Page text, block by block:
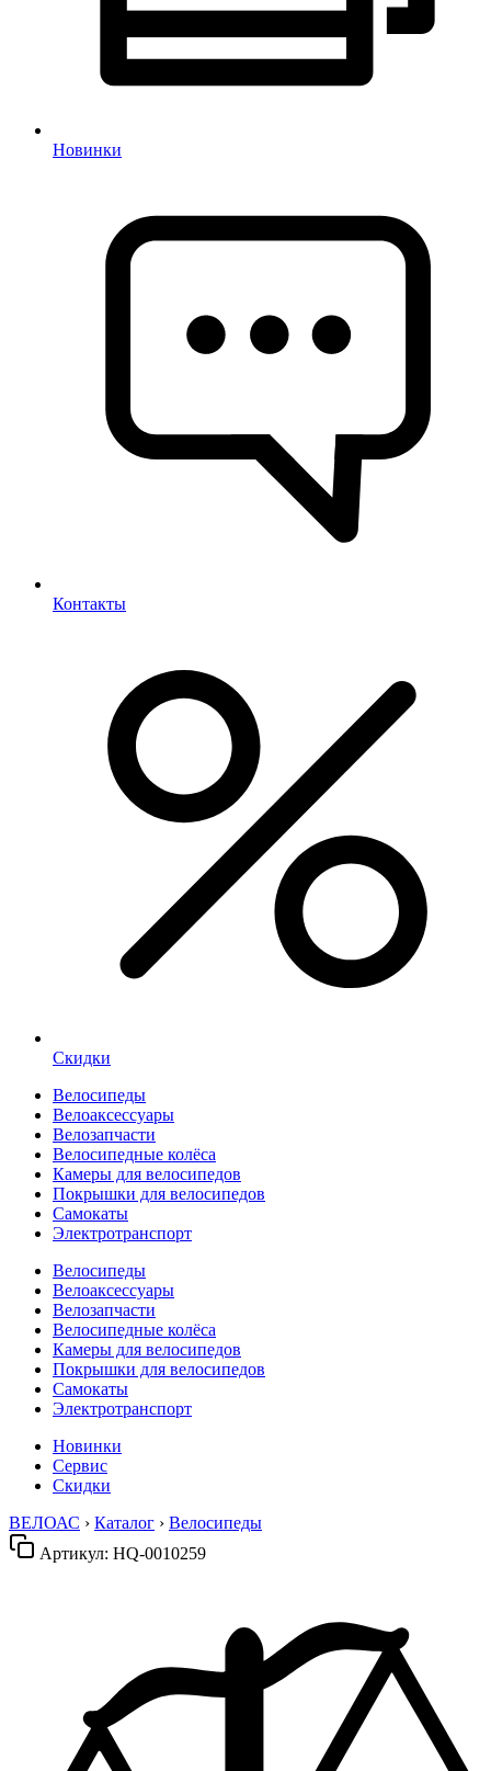
Новинки
Контакты
Скидки
Велосипеды
Велоаксессуары
Велозапчасти
Велосипедные колёса
Камеры для велосипедов
Покрышки для велосипедов
Самокаты
Электротранспорт
Велосипеды
Велоаксессуары
Велозапчасти
Велосипедные колёса
Камеры для велосипедов
Покрышки для велосипедов
Самокаты
Электротранспорт
Новинки
Сервис
Скидки
ВЕЛОАС › Каталог › Велосипеды
Артикул: HQ-0010259